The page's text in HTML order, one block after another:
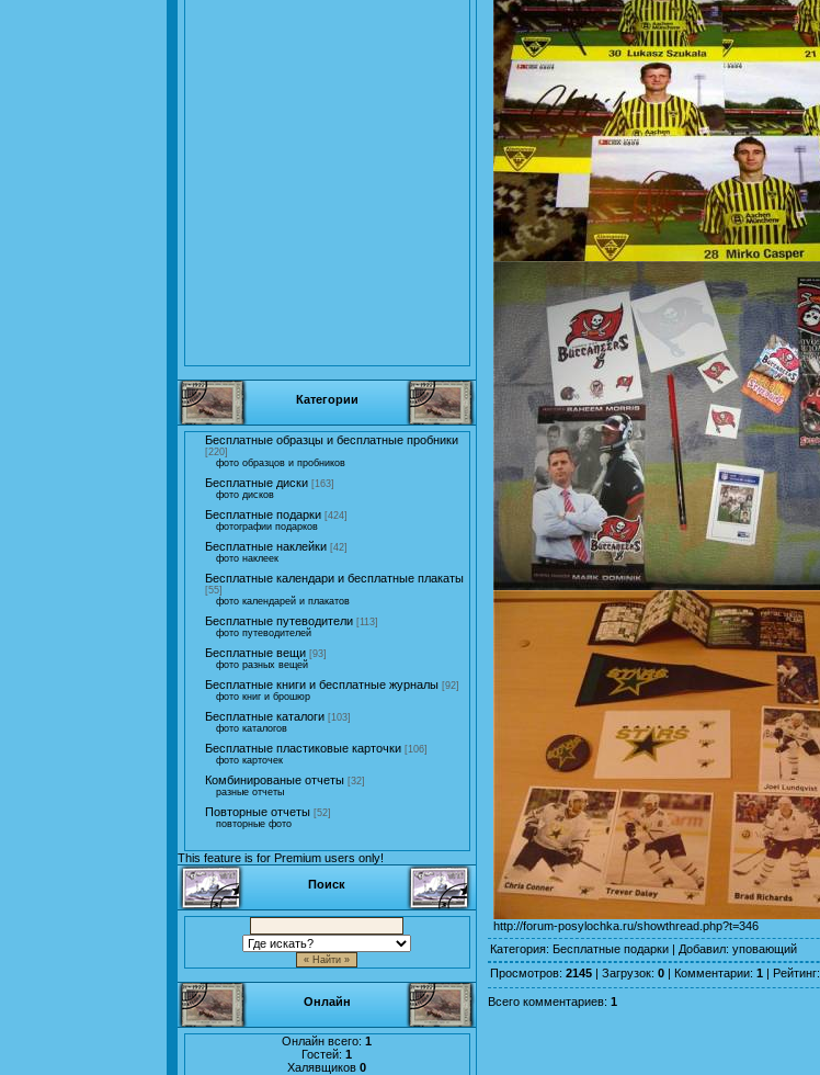
Категории
Бесплатные образцы и бесплатные пробники
[220]
фото образцов и пробников
Бесплатные диски [163]
фото дисков
Бесплатные подарки [424]
фотографии подарков
Бесплатные наклейки [42]
фото наклеек
Бесплатные календари и бесплатные плакаты
[55]
фото календарей и плакатов
Бесплатные путеводители [113]
фото путеводителей
Бесплатные вещи [93]
фото разных вещей
Бесплатные книги и бесплатные журналы [92]
фото книг и брошюр
Бесплатные каталоги [103]
фото каталогов
Бесплатные пластиковые карточки [106]
фото карточек
Комбинированые отчеты [32]
разные отчеты
Повторные отчеты [52]
повторные фото
This feature is for Premium users only!
Поиск
Онлайн
Онлайн всего: 1
Гостей: 1
Халявщиков 0
http://forum-posylochka.ru/showthread.php?t=346
Категория: Бесплатные подарки | Добавил: уповающий
Просмотров: 2145 | Загрузок: 0 | Комментарии: 1 | Рейтинг:
Всего комментариев: 1